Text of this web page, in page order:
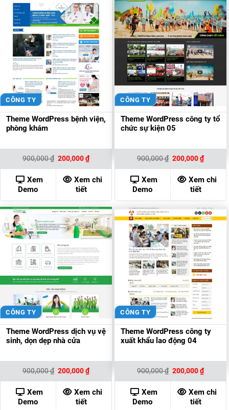
CÔNG TY
Theme WordPress bệnh viện,
phòng khám
900,000₫ Giá
gốc
là:
900,000 ₫.
200,000₫Giá
hiện
tại
là:
200,000 ₫.
Xem
Demo
Xem chi
tiết
CÔNG TY
Theme WordPress công ty tổ
chức sự kiện 05
900,000₫ Giá
gốc
là:
900,000 ₫.
200,000₫Giá
hiện
tại
là:
Xem
Demo
Xem chi
tiết
CÔNG TY
Theme WordPress dịch vụ vệ
sinh, dọn dẹp nhà cửa
900,000₫ Giá
là:
900,000 ₫.
200,000₫Giá
hiện
tại
là:
200,000 ₫.
Xem
Demo
Xem chi
tiết
CÔNG TY
Theme WordPress công ty
xuất khẩu lao động 04
900,000₫ Giá
là:
900,000 ₫.
200,000₫Giá
hiện
tại
là:
Xem
Demo
Xem chi
tiết